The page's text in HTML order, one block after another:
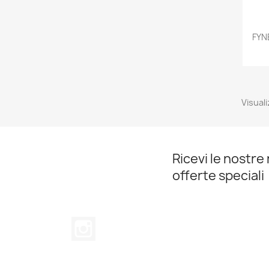
Ricevi le nostre
offerte speciali